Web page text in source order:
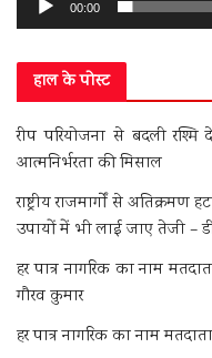
00:00
हाल के पोस्ट
रीप परियोजना से बदली
आत्मनिर्भरता की मिसाल
राष्ट्रीय राजमार्गों से
उपायों में भी लाई जाए तेजी –
हर पात्र नागरिक का नाम
गौरव कुमार
हर पात्र नागरिक का नाम